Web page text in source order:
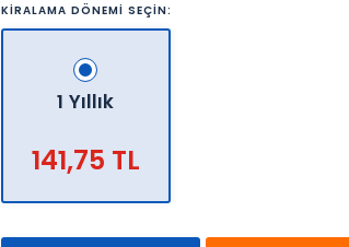
KİRALAMA DÖNEMİ SEÇİN:
1 Yıllık
141,75 TL